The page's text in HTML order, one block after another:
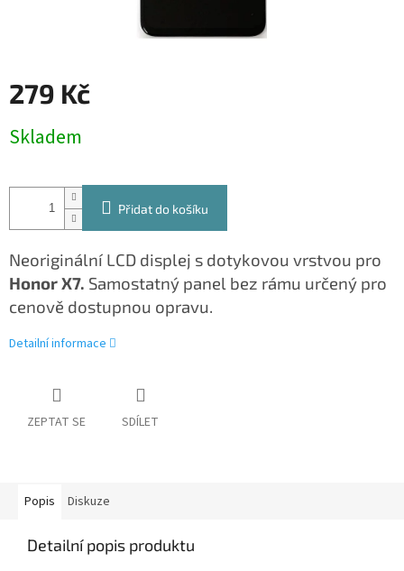
279 Kč
cena:
Skladem
Přidat do košíku
Neoriginální LCD displej s dotykovou vrstvou pro
Honor X7. Samostatný panel bez rámu určený pro
cenově dostupnou opravu.
Detailní informace
ZEPTAT SE SDÍLET
Popis Diskuze
Detailní popis produktu